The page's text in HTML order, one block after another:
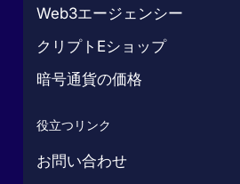
Web3エージェンシー
クリプトEショップ
暗号通貨の価格
役立つリンク
お問い合わせ